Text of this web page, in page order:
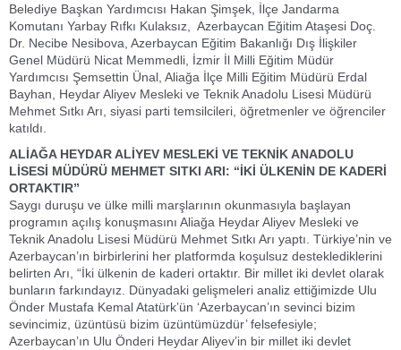
Belediye Başkan Yardımcısı Hakan Şimşek, İlçe Jandarma
Komutanı Yarbay Rıfkı Kulaksız, Azerbaycan Eğitim Ataşesi Doç.
Dr. Necibe Nesibova, Azerbaycan Eğitim Bakanlığı Dış İlişkiler
Genel Müdürü Nicat Memmedli, İzmir İl Milli Eğitim Müdür
Yardımcısı Şemsettin Ünal, Aliağa İlçe Milli Eğitim Müdürü Erdal
Bayhan, Heydar Aliyev Mesleki ve Teknik Anadolu Lisesi Müdürü
Mehmet Sıtkı Arı, siyasi parti temsilcileri, öğretmenler ve öğrenciler
katıldı.
ALİAĞA HEYDAR ALİYEV MESLEKİ VE TEKNİK ANADOLU
LİSESİ MÜDÜRÜ MEHMET SITKI ARI: “İKİ ÜLKENİN DE KADERİ
ORTAKTIR”
Saygı duruşu ve ülke milli marşlarının okunmasıyla başlayan
programın açılış konuşmasını Aliağa Heydar Aliyev Mesleki ve
Teknik Anadolu Lisesi Müdürü Mehmet Sıtkı Arı yaptı. Türkiye’nin ve
Azerbaycan’ın birbirlerini her platformda koşulsuz desteklediklerini
belirten Arı, “İki ülkenin de kaderi ortaktır. Bir millet iki devlet olarak
bunların farkındayız. Dünyadaki gelişmeleri analiz ettiğimizde Ulu
Önder Mustafa Kemal Atatürk’ün ‘Azerbaycan’ın sevinci bizim
sevincimiz, üzüntüsü bizim üzüntümüzdür’ felsefesiyle;
Azerbaycan’ın Ulu Önderi Heydar Aliyev’in bir millet iki devlet